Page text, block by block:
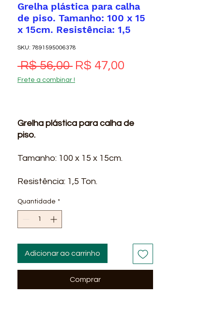
Grelha plástica para calha
de piso. Tamanho: 100 x 15
x 15cm. Resistência: 1,5
SKU: 7891595006378
R$ 56,00 Preço normal
R$ 47,00
Frete a combinar !
Grelha plástica para calha de
piso.
Tamanho: 100 x 15 x 15cm.
Resistência: 1,5 Ton.
Quantidade *
Adicionar ao carrinho
Comprar